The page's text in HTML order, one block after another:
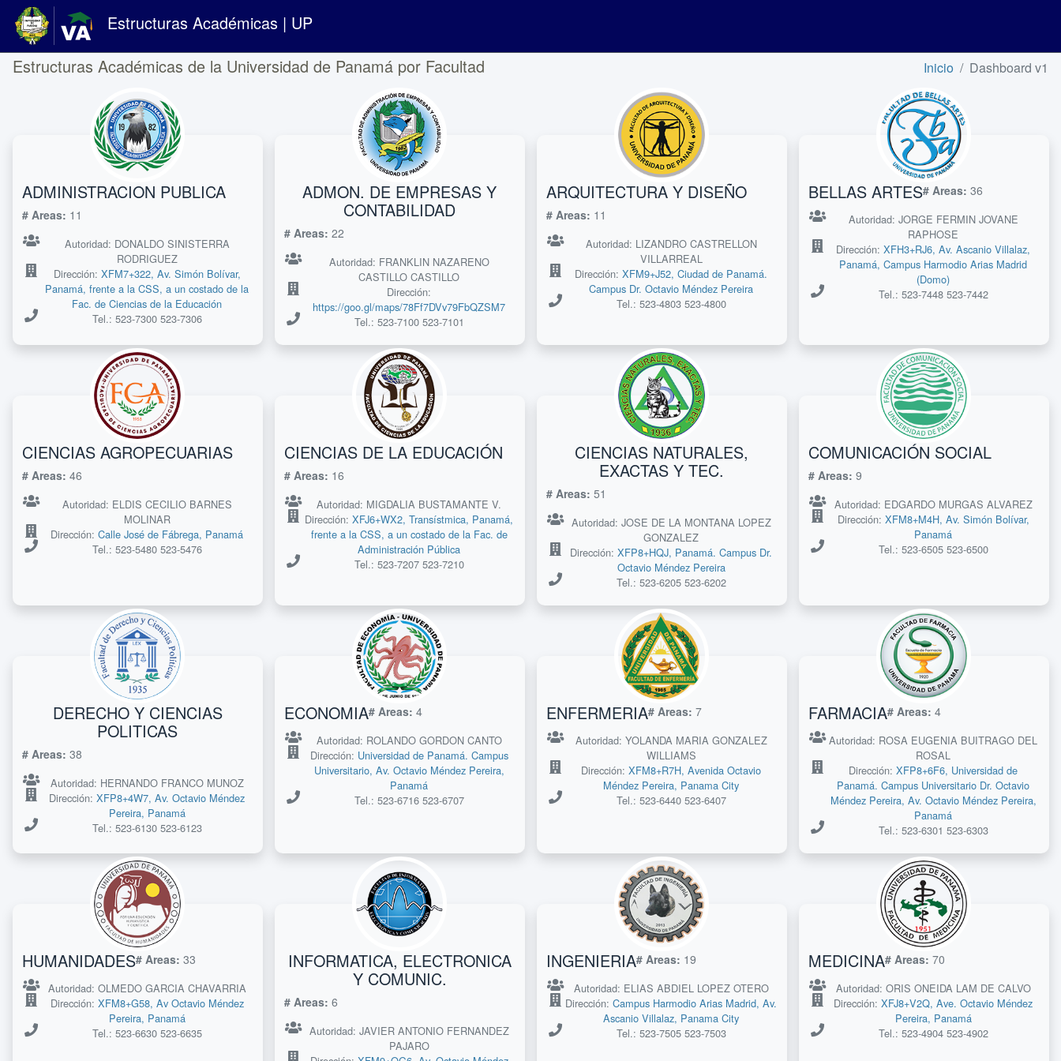
Estructuras Académicas | UP
Estructuras Académicas de la Universidad de Panamá por Facultad
Inicio Dashboard v1
ADMINISTRACION PUBLICA
# Areas: 11
Autoridad: DONALDO SINISTERRA
RODRIGUEZ
Dirección: XFM7+322, Av. Simón Bolívar,
Panamá, frente a la CSS, a un costado de la
Fac. de Ciencias de la Educación
Tel.: 523-7300 523-7306
ADMON. DE EMPRESAS Y
CONTABILIDAD
# Areas: 22
Autoridad: FRANKLIN NAZARENO
CASTILLO CASTILLO
Dirección:
https://goo.gl/maps/78Ff7DVv79FbQZSM7
Tel.: 523-7100 523-7101
ARQUITECTURA Y DISEÑO
# Areas: 11
Autoridad: LIZANDRO CASTRELLON
VILLARREAL
Dirección: XFM9+J52, Ciudad de Panamá.
Campus Dr. Octavio Méndez Pereira
Tel.: 523-4803 523-4800
BELLAS ARTES# Areas: 36
Autoridad: JORGE FERMIN JOVANE
RAPHOSE
Dirección: XFH3+RJ6, Av. Ascanio Villalaz,
Panamá, Campus Harmodio Arias Madrid
(Domo)
Tel.: 523-7448 523-7442
CIENCIAS AGROPECUARIAS
# Areas: 46
Autoridad: ELDIS CECILIO BARNES
MOLINAR
Dirección: Calle José de Fábrega, Panamá
Tel.: 523-5480 523-5476
CIENCIAS DE LA EDUCACIÓN
# Areas: 16
Autoridad: MIGDALIA BUSTAMANTE V.
Dirección: XFJ6+WX2, Transístmica, Panamá,
frente a la CSS, a un costado de la Fac. de
Administración Pública
Tel.: 523-7207 523-7210
CIENCIAS NATURALES,
EXACTAS Y TEC.
# Areas: 51
Autoridad: JOSE DE LA MONTANA LOPEZ
GONZALEZ
Dirección: XFP8+HQJ, Panamá. Campus Dr.
Octavio Méndez Pereira
Tel.: 523-6205 523-6202
COMUNICACIÓN SOCIAL
# Areas: 9
Autoridad: EDGARDO MURGAS ALVAREZ
Dirección: XFM8+M4H, Av. Simón Bolívar,
Panamá
Tel.: 523-6505 523-6500
DERECHO Y CIENCIAS
POLITICAS
# Areas: 38
Autoridad: HERNANDO FRANCO MUNOZ
Dirección: XFP8+4W7, Av. Octavio Méndez
Pereira, Panamá
Tel.: 523-6130 523-6123
ECONOMIA# Areas: 4
Autoridad: ROLANDO GORDON CANTO
Dirección: Universidad de Panamá. Campus
Universitario, Av. Octavio Méndez Pereira,
Panamá
Tel.: 523-6716 523-6707
ENFERMERIA# Areas: 7
Autoridad: YOLANDA MARIA GONZALEZ
WILLIAMS
Dirección: XFM8+R7H, Avenida Octavio
Méndez Pereira, Panama City
Tel.: 523-6440 523-6407
FARMACIA# Areas: 4
Autoridad: ROSA EUGENIA BUITRAGO DEL
ROSAL
Dirección: XFP8+6F6, Universidad de
Panamá. Campus Universitario Dr. Octavio
Méndez Pereira, Av. Octavio Méndez Pereira,
Panamá
Tel.: 523-6301 523-6303
HUMANIDADES# Areas: 33
Autoridad: OLMEDO GARCIA CHAVARRIA
Dirección: XFM8+G58, Av Octavio Méndez
Pereira, Panamá
Tel.: 523-6630 523-6635
INFORMATICA, ELECTRONICA
Y COMUNIC.
# Areas: 6
Autoridad: JAVIER ANTONIO FERNANDEZ
PAJARO
INGENIERIA# Areas: 19
Autoridad: ELIAS ABDIEL LOPEZ OTERO
Dirección: Campus Harmodio Arias Madrid, Av.
Ascanio Villalaz, Panama City
Tel.: 523-7505 523-7503
MEDICINA# Areas: 70
Autoridad: ORIS ONEIDA LAM DE CALVO
Dirección: XFJ8+V2Q, Ave. Octavio Méndez
Pereira, Panamá
Tel.: 523-4904 523-4902